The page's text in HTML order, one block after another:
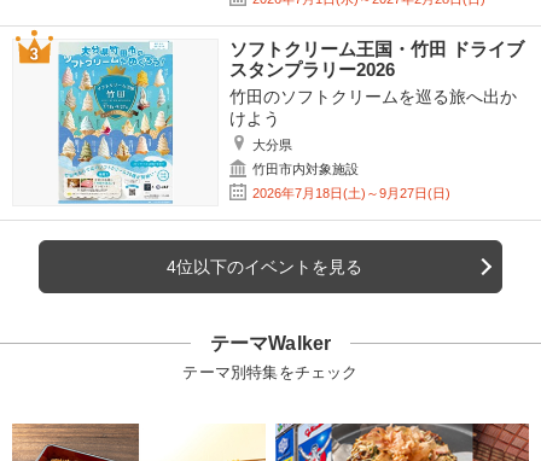
ソフトクリーム王国・竹田 ドライブ
スタンプラリー2026
竹田のソフトクリームを巡る旅へ出か
けよう
大分県
竹田市内対象施設
2026年7月18日(土)～9月27日(日)
4位以下のイベントを見る
テーマWalker
テーマ別特集をチェック